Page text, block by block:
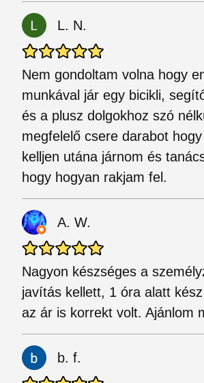
L. N.
Nem gondoltam volna hogy
munkával jár egy bicikli,
és a plusz dolgokhoz szó
megfelelő csere darabot
kelljen utána járnom és
hogy hogyan rakjam fel.
A. W.
Nagyon készséges a
javítás kellett, 1 óra alatt
az ár is korrekt volt. Ajánlom
b. f.